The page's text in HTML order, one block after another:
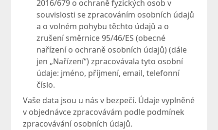
2016/679 o ochraně fyzických osob v
souvislosti se zpracováním osobních údajů
a o volném pohybu těchto údajů a o
zrušení směrnice 95/46/ES (obecné
nařízení o ochraně osobních údajů) (dále
jen „Nařízení“) zpracovávala tyto osobní
údaje: jméno, příjmení, email, telefonní
číslo.
Vaše data jsou u nás v bezpečí. Údaje vyplněné
v objednávce zpracovávám podle podmínek
zpracovávání osobních údajů.